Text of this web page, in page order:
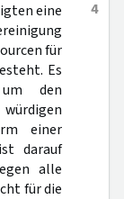
4
eine
für
Es
den
einer
darauf
alle
für die